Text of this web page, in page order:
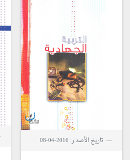
تاريخ الأصدار: 2016-04-08